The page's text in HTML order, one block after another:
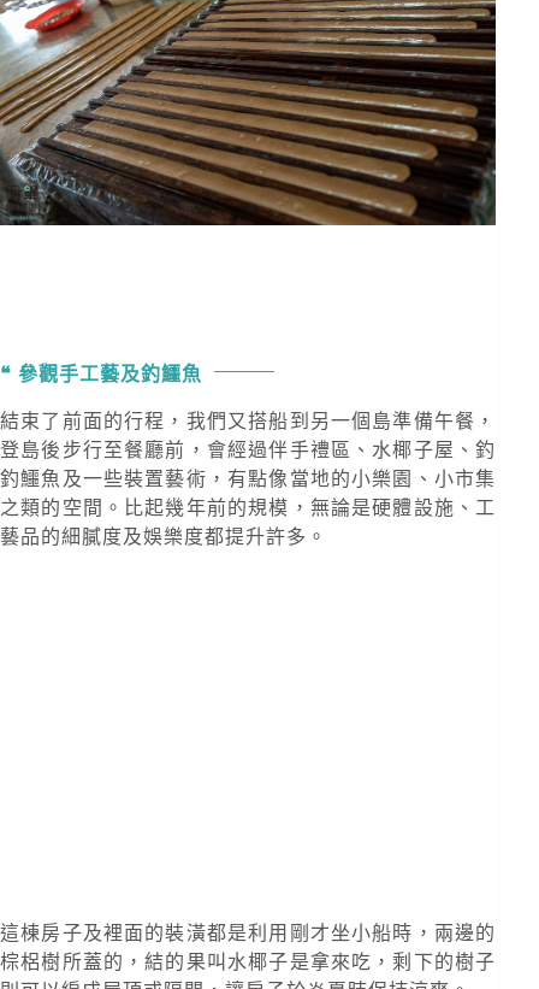
參觀手工藝及釣鱷魚
結束了前面的行程，我們又搭船到另一個島準備午餐，
登島後步行至餐廳前，會經過伴手禮區、水椰子屋、釣
釣鱷魚及一些裝置藝術，有點像當地的小樂園、小市集
之類的空間。比起幾年前的規模，無論是硬體設施、工
藝品的細膩度及娛樂度都提升許多。
這棟房子及裡面的裝潢都是利用剛才坐小船時，兩邊的
棕梠樹所蓋的，結的果叫水椰子是拿來吃，剩下的樹子